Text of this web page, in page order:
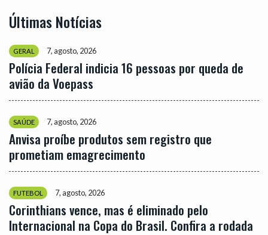
Últimas Notícias
GERAL 7, agosto, 2026
Polícia Federal indicia 16 pessoas por queda de
avião da Voepass
SAÚDE 7, agosto, 2026
Anvisa proíbe produtos sem registro que
prometiam emagrecimento
FUTEBOL 7, agosto, 2026
Corinthians vence, mas é eliminado pelo
Internacional na Copa do Brasil. Confira a rodada